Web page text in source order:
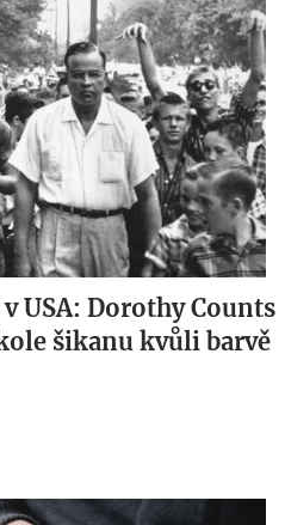
USA: Dorothy Counts
šikanu kvůli barvě